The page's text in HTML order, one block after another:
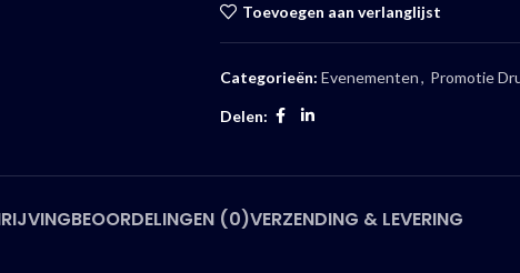
Toevoegen aan verlanglijst
Categorieën: Evenementen, Promotie
Delen:
BEOORDELINGEN (0)VERZENDING & LEVERING